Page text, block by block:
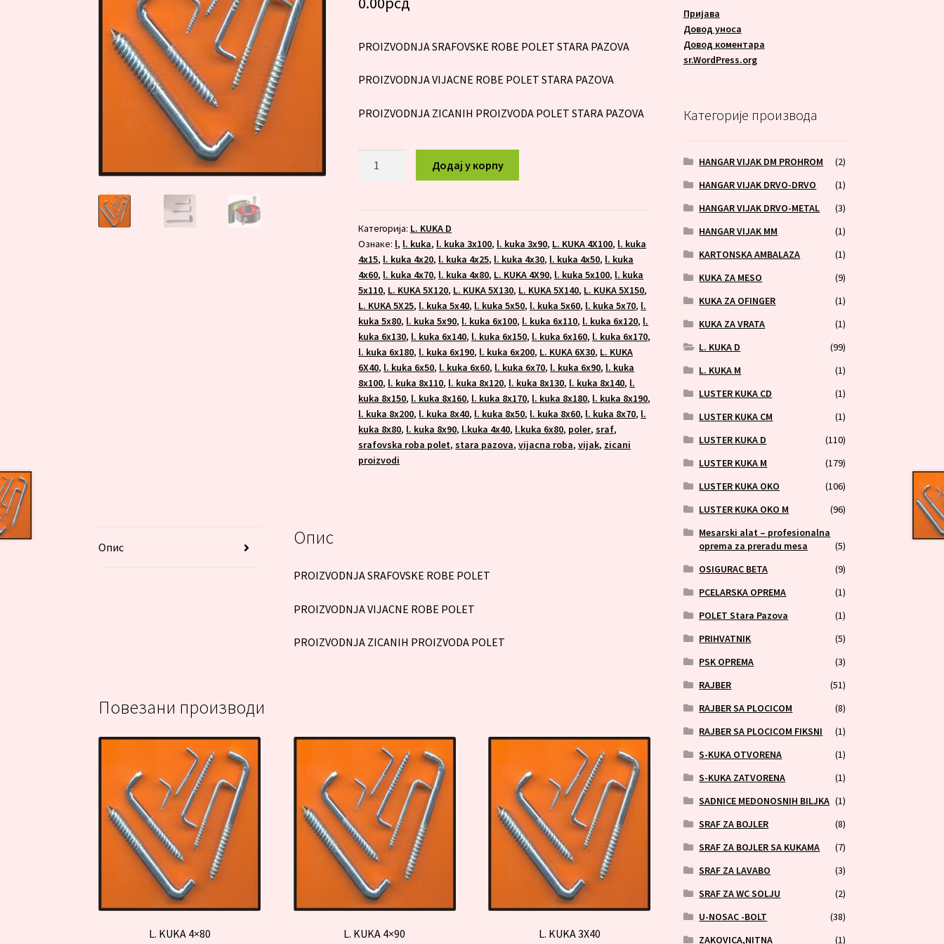
PROIZVODNJA SRAFOVSKE ROBE POLET STARA PAZOVA
PROIZVODNJA VIJACNE ROBE POLET STARA PAZOVA
PROIZVODNJA ZICANIH PROIZVODA POLET STARA PAZOVA
Додај у корпу
Категорија: L. KUKA D
Ознаке: l, l. kuka, l. kuka 3x100, l. kuka 3x90, L. KUKA 4X100, l. kuka
4x15, l. kuka 4x20, l. kuka 4x25, l. kuka 4x30, l. kuka 4x50, l. kuka
4x60, l. kuka 4x70, l. kuka 4x80, L. KUKA 4X90, l. kuka 5x100, l. kuka
5x110, L. KUKA 5X120, L. KUKA 5X130, L. KUKA 5X140, L. KUKA 5X150,
L. KUKA 5X25, l. kuka 5x40, l. kuka 5x50, l. kuka 5x60, l. kuka 5x70, l.
kuka 5x80, l. kuka 5x90, l. kuka 6x100, l. kuka 6x110, l. kuka 6x120, l.
kuka 6x130, l. kuka 6x140, l. kuka 6x150, l. kuka 6x160, l. kuka 6x170,
l. kuka 6x180, l. kuka 6x190, l. kuka 6x200, L. KUKA 6X30, L. KUKA
6X40, l. kuka 6x50, l. kuka 6x60, l. kuka 6x70, l. kuka 6x90, l. kuka
8x100, l. kuka 8x110, l. kuka 8x120, l. kuka 8x130, l. kuka 8x140, l.
kuka 8x150, l. kuka 8x160, l. kuka 8x170, l. kuka 8x180, l. kuka 8x190,
l. kuka 8x200, l. kuka 8x40, l. kuka 8x50, l. kuka 8x60, l. kuka 8x70, l.
kuka 8x80, l. kuka 8x90, l.kuka 4x40, l.kuka 6x80, poler,sraf,
srafovska roba polet,stara pazova,vijacna roba,vijak, zicani
proizvodi
Опис Опис
PROIZVODNJA SRAFOVSKE ROBE POLET
PROIZVODNJA VIJACNE ROBE POLET
PROIZVODNJA ZICANIH PROIZVODA POLET
Повезани производи
L. KUKA 4×80 L. KUKA 4×90 L. KUKA 3X40
Пријава
Довод уноса
Довод коментара
sr.WordPress.org
Категорије производа
HANGAR VIJAK DM PROHROM
(2)
HANGAR VIJAK DRVO-DRVO
(1)
HANGAR VIJAK DRVO-METAL
(3)
HANGAR VIJAK MM
(1)
KARTONSKA AMBALAZA
(1)
KUKA ZA MESO
(9)
KUKA ZA OFINGER
(1)
KUKA ZA VRATA
(1)
L. KUKA D
(99)
L. KUKA M
(1)
LUSTER KUKA CD
(1)
LUSTER KUKA CM
(1)
LUSTER KUKA D
(110)
LUSTER KUKA M
(179)
LUSTER KUKA OKO
(106)
LUSTER KUKA OKO M
(96)
Mesarski alat – profesionalna
oprema za preradu mesa
(5)
OSIGURAC BETA
(9)
PCELARSKA OPREMA
(1)
POLET Stara Pazova
(1)
PRIHVATNIK
(5)
PSK OPREMA
(3)
RAJBER
(51)
RAJBER SA PLOCICOM
(8)
RAJBER SA PLOCICOM FIKSNI
(1)
S-KUKA OTVORENA
(1)
S-KUKA ZATVORENA
(1)
SADNICE MEDONOSNIH BILJKA (1)
SRAF ZA BOJLER
(8)
SRAF ZA BOJLER SA KUKAMA
(7)
SRAF ZA LAVABO
(3)
SRAF ZA WC SOLJU
(2)
U-NOSAC -BOLT
(38)
ZAKOVICA,NITNA
(1)